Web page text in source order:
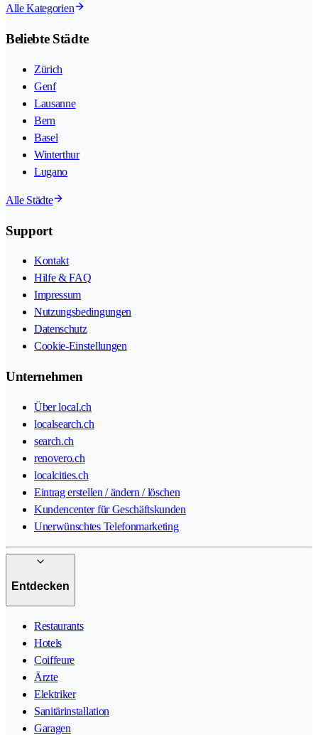
Alle Kategorien
Beliebte Städte
Zürich
Genf
Lausanne
Bern
Basel
Winterthur
Lugano
Alle Städte
Support
Kontakt
Hilfe & FAQ
Impressum
Nutzungsbedingungen
Datenschutz
Cookie-Einstellungen
Unternehmen
Über local.ch
localsearch.ch
search.ch
renovero.ch
localcities.ch
Eintrag erstellen / ändern / löschen
Kundencenter für Geschäftskunden
Unerwünschtes Telefonmarketing
Entdecken
Restaurants
Hotels
Coiffeure
Ärzte
Elektriker
Sanitärinstallation
Garagen